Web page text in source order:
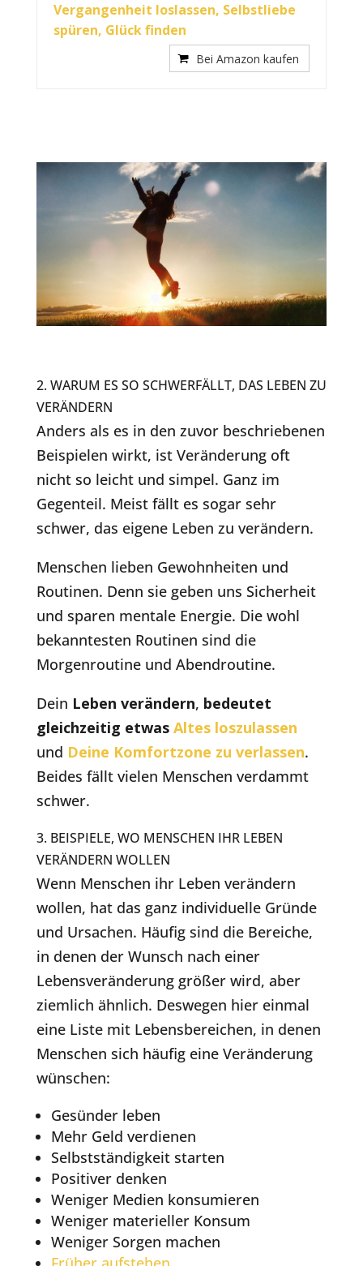
Vergangenheit loslassen, Selbstliebe
spüren, Glück finden
Bei Amazon kaufen
2. WARUM ES SO SCHWERFÄLLT, DAS LEBEN ZU
VERÄNDERN
Anders als es in den zuvor beschriebenen
Beispielen wirkt, ist Veränderung oft
nicht so leicht und simpel. Ganz im
Gegenteil. Meist fällt es sogar sehr
schwer, das eigene Leben zu verändern.
Menschen lieben Gewohnheiten und
Routinen. Denn sie geben uns Sicherheit
und sparen mentale Energie. Die wohl
bekanntesten Routinen sind die
Morgenroutine und Abendroutine.
Dein Leben verändern, bedeutet
gleichzeitig etwas Altes loszulassen
und Deine Komfortzone zu verlassen.
Beides fällt vielen Menschen verdammt
schwer.
3. BEISPIELE, WO MENSCHEN IHR LEBEN
VERÄNDERN WOLLEN
Wenn Menschen ihr Leben verändern
wollen, hat das ganz individuelle Gründe
und Ursachen. Häufig sind die Bereiche,
in denen der Wunsch nach einer
Lebensveränderung größer wird, aber
ziemlich ähnlich. Deswegen hier einmal
eine Liste mit Lebensbereichen, in denen
Menschen sich häufig eine Veränderung
wünschen:
Gesünder leben
Mehr Geld verdienen
Selbstständigkeit starten
Positiver denken
Weniger Medien konsumieren
Weniger materieller Konsum
Weniger Sorgen machen